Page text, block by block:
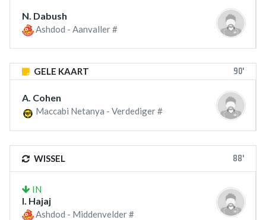
N. Dabush
Ashdod - Aanvaller #
GELE KAART 90'
A. Cohen
Maccabi Netanya - Verdediger #
WISSEL 88'
IN
I. Hajaj
Ashdod - Middenvelder #